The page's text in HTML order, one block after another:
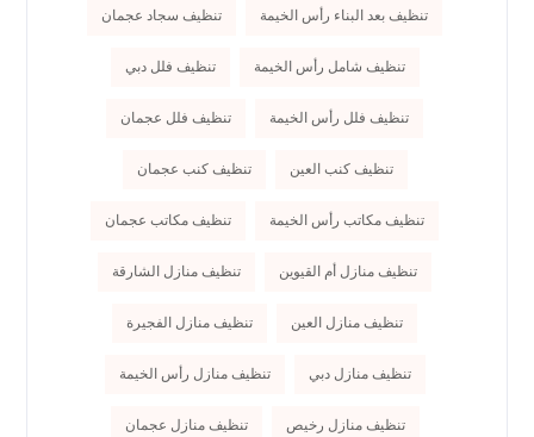
تنظيف بعد البناء رأس الخيمة تنظيف سجاد عجمان
تنظيف شامل رأس الخيمة تنظيف فلل دبي
تنظيف فلل رأس الخيمة تنظيف فلل عجمان
تنظيف كنب العين تنظيف كنب عجمان
تنظيف مكاتب رأس الخيمة تنظيف مكاتب عجمان
تنظيف منازل أم القيوين تنظيف منازل الشارقة
تنظيف منازل العين تنظيف منازل الفجيرة
تنظيف منازل دبي تنظيف منازل رأس الخيمة
تنظيف منازل رخيص تنظيف منازل عجمان